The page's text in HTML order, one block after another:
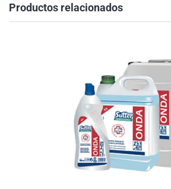
Productos relacionados